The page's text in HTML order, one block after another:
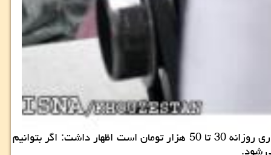
به گزارش مركز املاك سرپرست سازمان خدمات اجتماعی با اعلان اینكه هزینه مستقیم نگهداری یك معتاد در گرمخانه های شهرداری روزانه 30 تا 50 هزار تومان است اظهار داشت: اگر بتوانیم